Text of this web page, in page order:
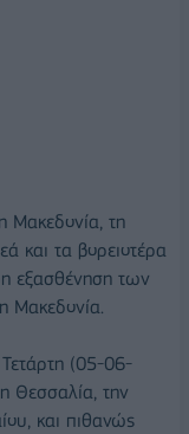
Μακεδονία, τη
και τα βορειοτέρα
εξασθένηση των
Μακεδονία.
(05-06-
Θεσσαλία, την
και πιθανώς